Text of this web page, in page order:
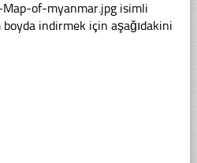
of-myanmar.jpg isimli
indirmek için aşağıdakini